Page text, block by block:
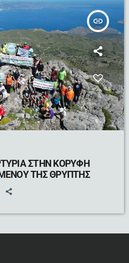
insert_link
ΣΤΗΝ ΚΟΡΥΦΗ
ΤΗΣ ΘΡΥΠΤΗΣ